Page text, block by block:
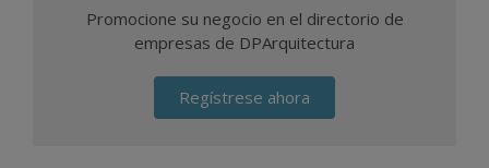
Promocione su negocio en el directorio de
empresas de DPArquitectura
Regístrese ahora